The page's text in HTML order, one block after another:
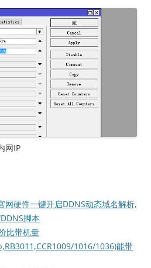
网IP
硬件一键开启DDNS动态域名解析,
脚本
比带机量
1016/1036)能带